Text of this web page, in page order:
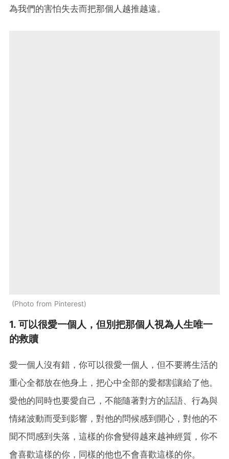
為我們的害怕失去而把那個人越推越遠。
Photo from Pinterest
1. 可以很愛一個人，但別把那個人視為人生唯一
的救贖
愛一個人沒有錯，你可以很愛一個人，但不要將生活的
重心全都放在他身上，把心中全部的愛都割讓給了他。
愛他的同時也要愛自己，不能隨著對方的話語、行為與
情緒波動而受到影響，對他的問候感到開心，對他的不
聞不問感到失落，這樣的你會變得越來越神經質，你不
會喜歡這樣的你，同樣的他也不會喜歡這樣的你。